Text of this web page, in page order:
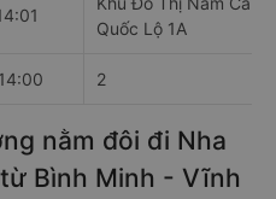
Quốc Lộ 1A
2
nằm đôi đi Nha
Bình Minh - Vĩnh